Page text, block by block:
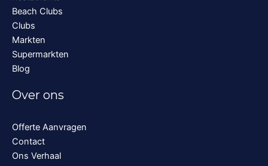
Beach Clubs
Clubs
Markten
Supermarkten
Blog
Over ons
Offerte Aanvragen
Contact
Ons Verhaal